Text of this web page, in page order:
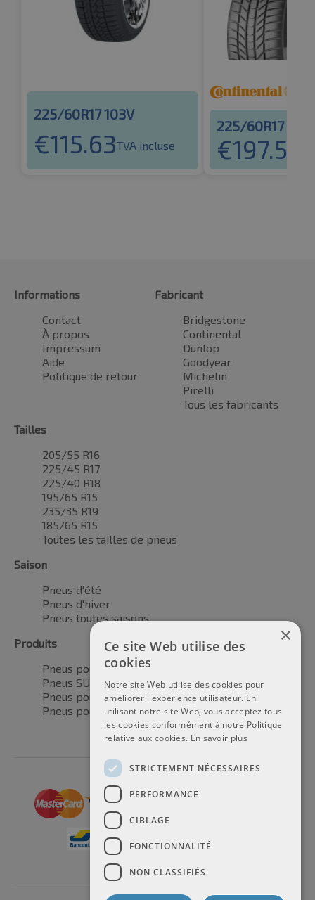
225/60R17 103V
€115.63TVA incluse
225/60R17
€197.52
Informations
Contact
À propos
Impressum
Aide
Politique de retour
Fabricant
Bridgestone
Continental
Dunlop
Goodyear
Michelin
Pirelli
Tous les fabricants
Tailles
205/55 R16
225/45 R17
225/40 R18
195/65 R15
235/35 R19
185/65 R15
Toutes les tailles de pneus
Saison
Pneus d'été
Pneus d'hiver
Pneus toutes saisons
Produits
Pneus pour voitures
Pneus SUV / 4x4
Pneus pour camionnettes
Pneus pour motos
×
Ce site Web utilise des
cookies
Notre site Web utilise des cookies pour
améliorer l'expérience utilisateur. En
utilisant notre site Web, vous acceptez tous
les cookies conformément à notre Politique
relative aux cookies. En savoir plus
STRICTEMENT NÉCESSAIRES
PERFORMANCE
CIBLAGE
FONCTIONNALITÉ
NON CLASSIFIÉS